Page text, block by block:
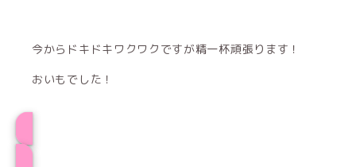
今からドキドキワクワクですが精一杯頑張ります！
おいもでした！